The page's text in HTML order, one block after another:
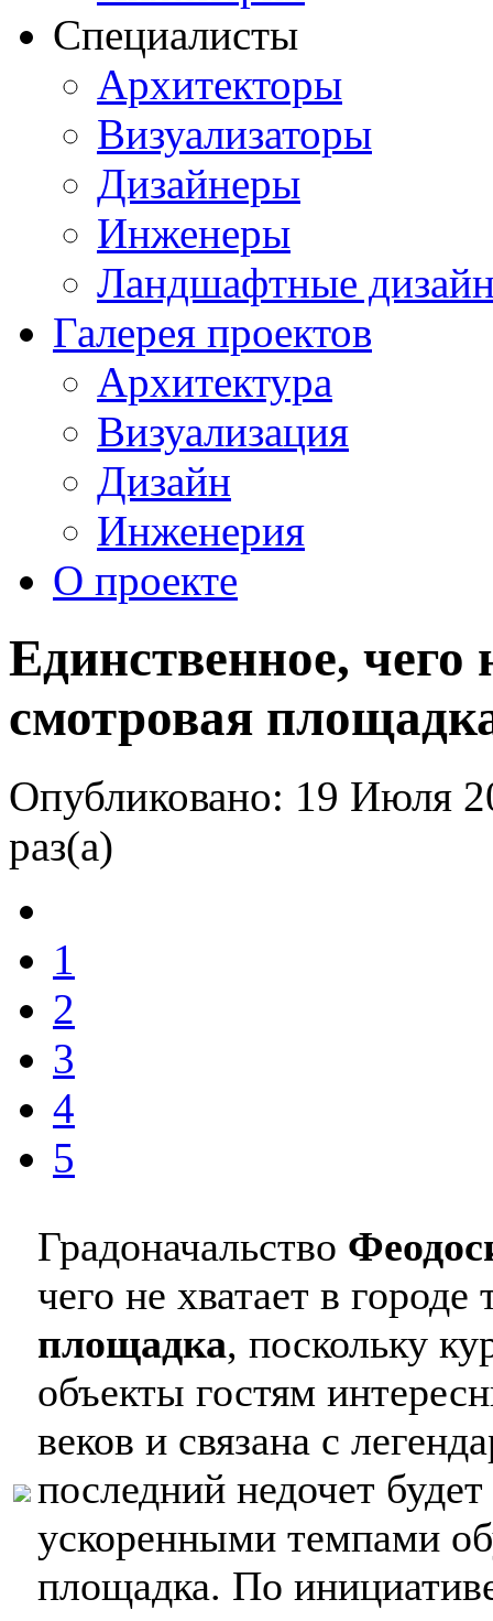
Специалисты
Архитекторы
Визуализаторы
Дизайнеры
Инженеры
Ландшафтные
Галерея проектов
Архитектура
Визуализация
Дизайн
Инженерия
О проекте
Единственное, чего
смотровая
Опубликовано: 19 Июля
раз(а)
1
2
3
4
5
Градоначальство
чего не хватает в
площадка, поскольку
объекты гостям
веков и связана с
последний недочет
ускоренными темпами
площадка. По